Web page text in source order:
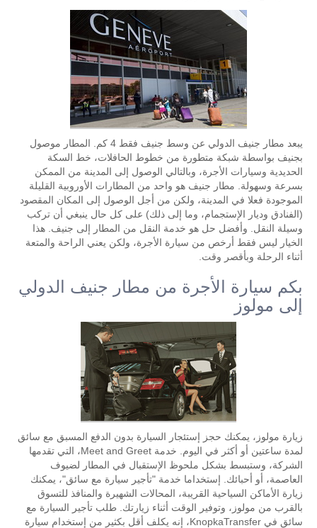
يبعد مطار جنيف الدولي عن وسط جنيف فقط 4 كم. المطار موصول
بجنيف بواسطة شبكة متطورة من خطوط الحافلات، خط السكة
الحديدية وسيارات الأجرة، وبالتالي الوصول إلى المدينة من الممكن
بسرعة وسهولة. مطار جنيف هو واحد من المطارات الأوروبية القليلة
الموجودة فعلا في المدينة، ولكن من أجل الوصول إلى المكان المقصود
(الفنادق وديار الإستجمام، وما إلى ذلك) على كل حال ينبغي أن تركب
وسيلة النقل. وأفضل حل هو خدمة النقل من المطار إلى جنيف. هذا
الخيار ليس فقط أرخص من سيارة الأجرة، ولكن يعني الراحة والمتعة
أثناء الرحلة وبأقصر وقت.
بكم سيارة الأجرة من مطار جنيف الدولي
إلى مولوز
زيارة مولوز، يمكنك حجز إستئجار السيارة بدون الدفع المسبق مع سائق
لمدة ساعتين أو أكثر في اليوم. خدمة Meet and Greet، التي تقدمها
الشركة، وستبسط بشكل ملحوظ الإستقبال في المطار لضيوف
العاصمة، أو أحبائك. إستخداما خدمة "تأجير سيارة مع سائق"، يمكنك
زيارة الأماكن السياحية القريبة، المحالات الشهيرة والمنافذ للتسوق
بالقرب من مولوز، وتوفير الوقت أثناء زيارتك. طلب تأجير السيارة مع
سائق في KnopkaTransfer، إنه يكلف أقل بكثير من إستخدام سيارة